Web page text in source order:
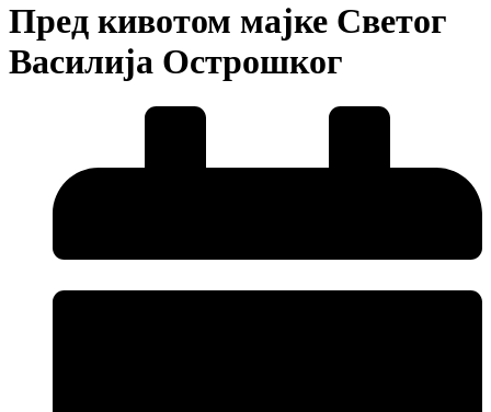
Пред кивотом мајке Светог
Василија Острошког